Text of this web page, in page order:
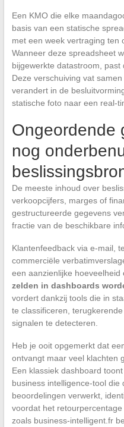
Een KMO die elke
basis van een statische
met een week vertraging ten
Wanneer deze spreadsheet
bijgewerkte datastroom, past
Deze verschuiving vat
verandert in de
statische foto naar een real-
Ongeordende
nog
De meeste inhoud over
verkoopcijfers, marges of
gestructureerde gegevens
fractie van de beschikbare
Klantenfeedback via e-mail,
commerciële
een aanzienlijke hoeveelheid
zelden in dashboards
vordert dankzij tools die in
te classificeren,
signalen te detecteren.
Heb je ooit opgemerkt dat
ontvangt maar veel klachten
Een klassiek dashboard
business intelligence-tool die
beoordelingen verwerkt,
voordat het
zoals business-intelligent.fr